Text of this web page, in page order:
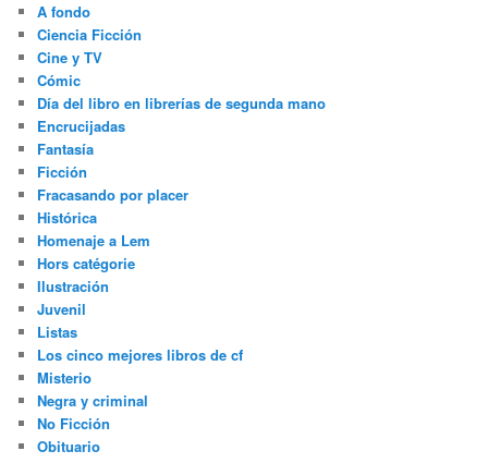
A fondo
Ciencia Ficción
Cine y TV
Cómic
Día del libro en librerías de segunda mano
Encrucijadas
Fantasía
Ficción
Fracasando por placer
Histórica
Homenaje a Lem
Hors catégorie
Ilustración
Juvenil
Listas
Los cinco mejores libros de cf
Misterio
Negra y criminal
No Ficción
Obituario